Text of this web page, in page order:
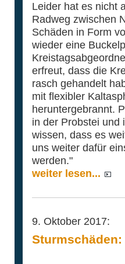
Leider hat es nicht
Radweg zwischen
Schäden in Form
wieder eine
erfreut, dass die
rasch gehandelt
mit flexibler
heruntergebrannt.
in der Probstei und
wissen, dass es
uns weiter dafür
werden."
weiter lesen...
9. Oktober 2017:
Sturmschäden: